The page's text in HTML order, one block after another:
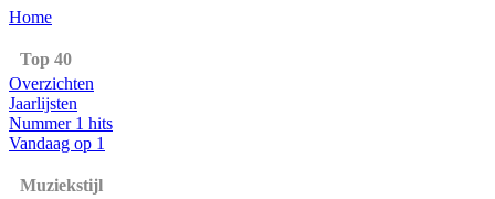
Home
Top 40
Overzichten
Jaarlijsten
Nummer 1 hits
Vandaag op 1
Muziekstijl